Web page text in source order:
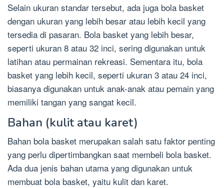
Selain ukuran standar tersebut, ada juga bola basket
dengan ukuran yang lebih besar atau lebih kecil yang
tersedia di pasaran. Bola basket yang lebih besar,
seperti ukuran 8 atau 32 inci, sering digunakan untuk
latihan atau permainan rekreasi. Sementara itu, bola
basket yang lebih kecil, seperti ukuran 3 atau 24 inci,
biasanya digunakan untuk anak-anak atau pemain yang
memiliki tangan yang sangat kecil.
Bahan (kulit atau karet)
Bahan bola basket merupakan salah satu faktor penting
yang perlu dipertimbangkan saat membeli bola basket.
Ada dua jenis bahan utama yang digunakan untuk
membuat bola basket, yaitu kulit dan karet.